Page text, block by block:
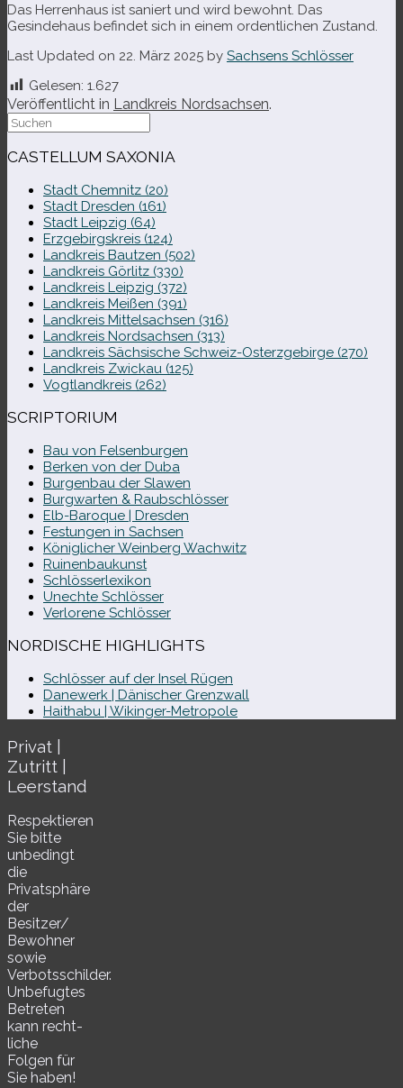
Das Herrenhaus ist saniert und wird bewohnt. Das
Gesindehaus befin­det sich in einem ordent­li­chen Zustand.
Last Updated on 22. März 2025 by Sachsens Schlösser
Gelesen: 1.627
Veröffentlicht in Landkreis Nordsachsen.
Suche
nach:
CASTELLUM SAXONIA
Stadt Chemnitz (20)
Stadt Dresden (161)
Stadt Leipzig (64)
Erzgebirgskreis (124)
Landkreis Bautzen (502)
Landkreis Görlitz (330)
Landkreis Leipzig (372)
Landkreis Meißen (391)
Landkreis Mittelsachsen (316)
Landkreis Nordsachsen (313)
Landkreis Sächsische Schweiz-​Osterzgebirge (270)
Landkreis Zwickau (125)
Vogtlandkreis (262)
SCRIPTORIUM
Bau von Felsenburgen
Berken von der Duba
Burgenbau der Slawen
Burgwarten & Raubschlösser
Elb-​Baroque | Dresden
Festungen in Sachsen
Königlicher Weinberg Wachwitz
Ruinenbaukunst
Schlösserlexikon
Unechte Schlösser
Verlorene Schlösser
NORDISCHE HIGHLIGHTS
Schlösser auf der Insel Rügen
Danewerk | Dänischer Grenzwall
Haithabu | Wikinger-Metropole
Privat |
Zutritt |
Leerstand
Respektieren
Sie bitte
unbe­dingt
die
Privatsphäre
der
Besitzer/​
Bewohner
sowie
Verbotsschilder.
Unbefugtes
Betreten
kann recht­
li­che
Folgen für
Sie haben!